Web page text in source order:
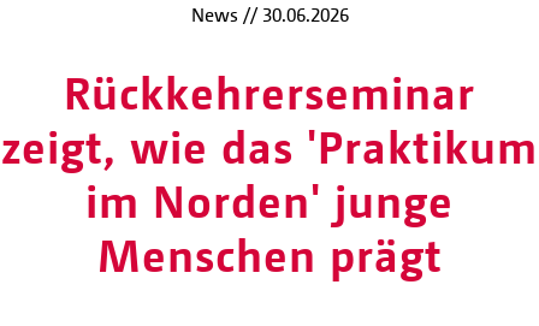
News // 30.06.2026
Rückkehrerseminar
zeigt, wie das 'Praktikum
im Norden' junge
Menschen prägt